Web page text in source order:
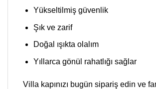
Yükseltilmiş güvenlik
Şık ve zarif
Doğal ışıkta olalım
Yıllarca gönül rahatlığı sağlar
Villa kapınızı bugün sipariş edin ve